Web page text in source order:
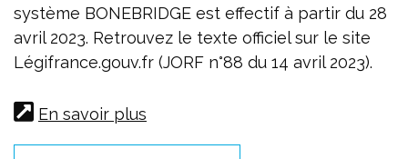
système BONEBRIDGE est effectif à partir du 28
avril 2023. Retrouvez le texte officiel sur le site
Légifrance.gouv.fr (JORF n°88 du 14 avril 2023).
En savoir plus